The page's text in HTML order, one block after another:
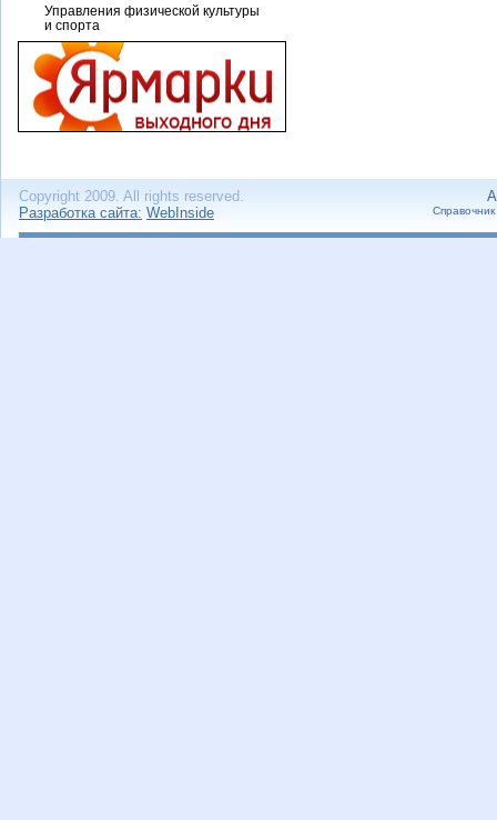
Управления физической культуры
и спорта
Copyright 2009. All rights reserved.
Разработка сайта: WebInside